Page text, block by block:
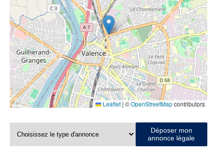
Leaflet | ©OpenStreetMapcontributors
Déposer mon
annonce légale